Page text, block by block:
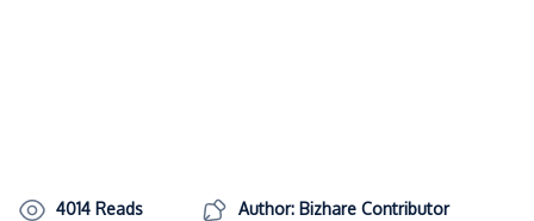
4014 Reads
Author: Bizhare Contributor